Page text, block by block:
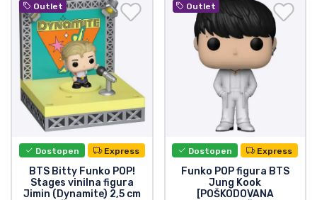
Outlet
Dostopen Express
BTS Bitty Funko POP!
Stages vinilna figura
Jimin (Dynamite) 2,5 cm
Outlet
Dostopen Express
Funko POP figura BTS
Jung Kook
[POŠKODOVANA